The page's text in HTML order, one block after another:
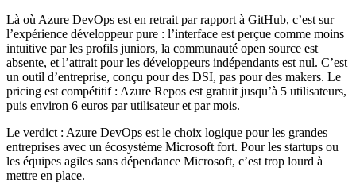
Là où Azure DevOps est en retrait par rapport à GitHub, c’est sur
l’expérience développeur pure : l’interface est perçue comme moins
intuitive par les profils juniors, la communauté open source est
absente, et l’attrait pour les développeurs indépendants est nul. C’est
un outil d’entreprise, conçu pour des DSI, pas pour des makers. Le
pricing est compétitif : Azure Repos est gratuit jusqu’à 5 utilisateurs,
puis environ 6 euros par utilisateur et par mois.
Le verdict : Azure DevOps est le choix logique pour les grandes
entreprises avec un écosystème Microsoft fort. Pour les startups ou
les équipes agiles sans dépendance Microsoft, c’est trop lourd à
mettre en place.